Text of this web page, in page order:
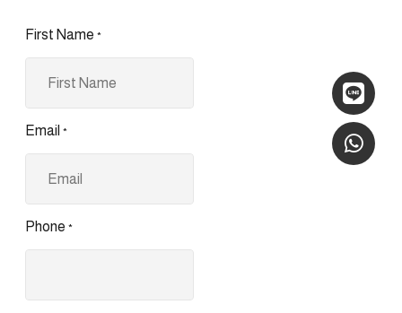
First Name *
Email *
Phone *